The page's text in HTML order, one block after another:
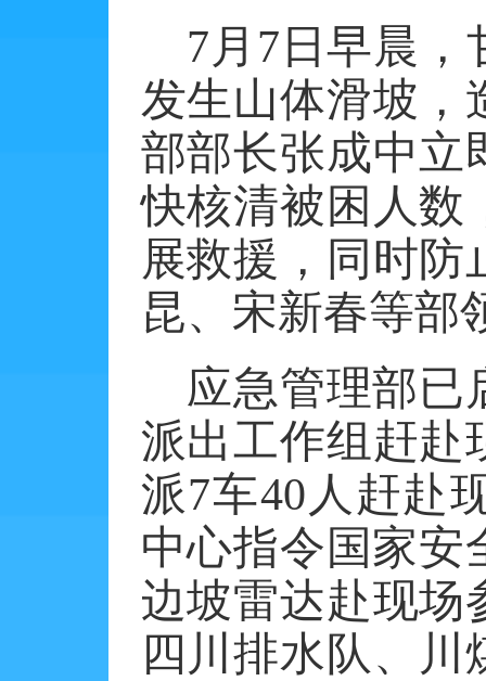
7月 7 日早晨
发生山体滑坡，
部部长张成中立
快核清被困人数
展救援，同时防
昆、宋新春等部
应急管理部已
派出工作组赶赴
派7车40 人赶赴
中心指令国家安
边坡雷达赴现场
四川排水队、